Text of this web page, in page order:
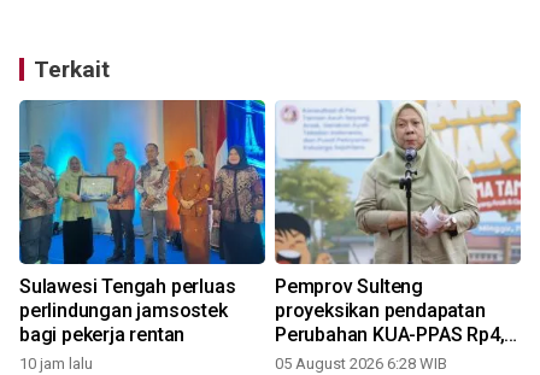
Terkait
Sulawesi Tengah perluas
perlindungan jamsostek
bagi pekerja rentan
10 jam lalu
Pemprov Sulteng
proyeksikan pendapatan
Perubahan KUA-PPAS Rp4,8
triliun
05 August 2026 6:28 WIB